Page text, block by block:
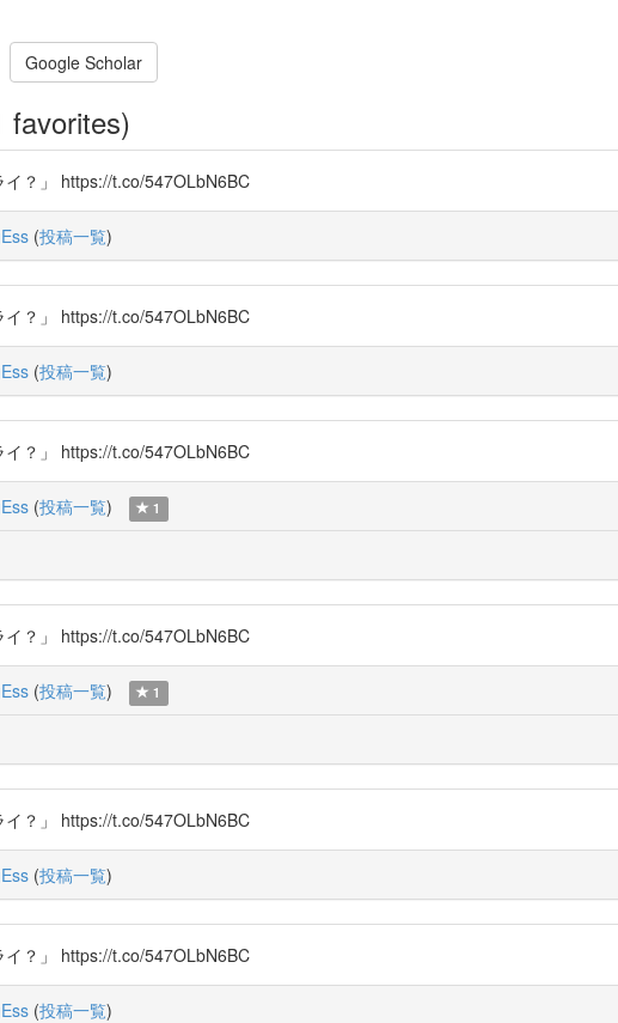
Google Scholar
favorites)
？」 https://t.co/547OLbN6BC
(投稿一覧)
？」 https://t.co/547OLbN6BC
(投稿一覧)
？」 https://t.co/547OLbN6BC
(投稿一覧) 1
？」 https://t.co/547OLbN6BC
(投稿一覧) 1
？」 https://t.co/547OLbN6BC
(投稿一覧)
？」 https://t.co/547OLbN6BC
(投稿一覧)